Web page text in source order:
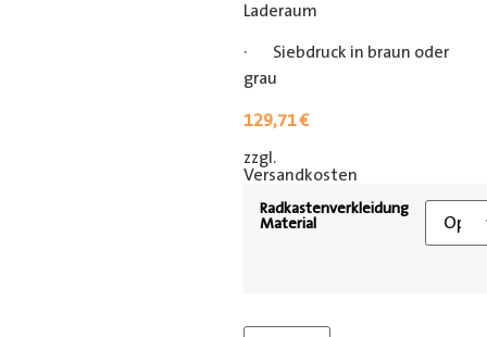
Laderaum
· Siebdruck in braun oder
grau
129,71€
zzgl.
Versandkosten
Radkastenverkleidung
Material